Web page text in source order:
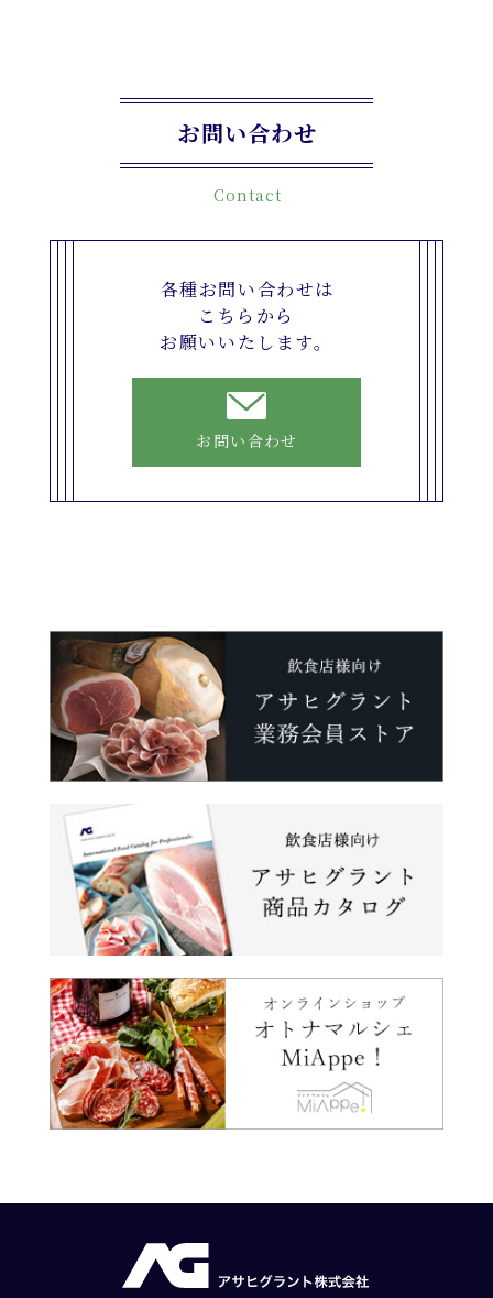
お問い合わせ
Contact
各種お問い合わせは
こちらから
お願いいたします。
お問い合わせ